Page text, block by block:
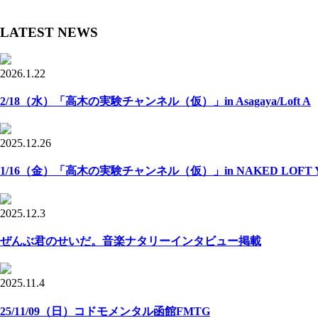
LATEST NEWS
2026.1.22
2/18（水）「高木の実験チャンネル（仮）」in Asagaya/Loft A
2025.12.26
1/16（金）「高木の実験チャンネル（仮）」in NAKED LOFT
2025.12.3
ぜんぶ君のせいだ。音楽ナタリーインタビュー掲載
2025.11.4
25/11/09（日）コドモメンタル函館FMTG